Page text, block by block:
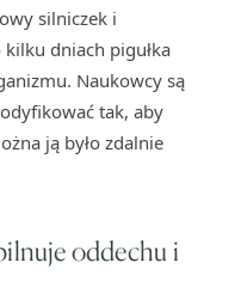
silniczek i
dniach pigułka
Naukowcy są
tak, aby
ją było zdalnie
oddechu i